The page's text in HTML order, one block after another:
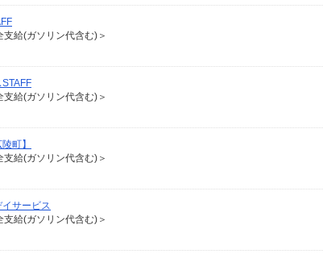
給(ガソリン代含む)＞
給(ガソリン代含む)＞
町】
給(ガソリン代含む)＞
サービス
給(ガソリン代含む)＞